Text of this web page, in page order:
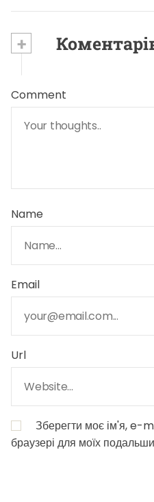
+
Comment
Name
Email
Url
Зберегти моє ім'я, e-
браузері для моїх